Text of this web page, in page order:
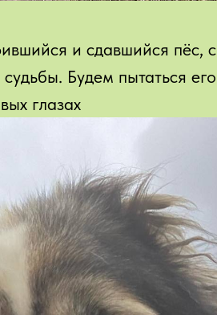
и сдавшийся пёс, с
Будем пытаться его
глазах